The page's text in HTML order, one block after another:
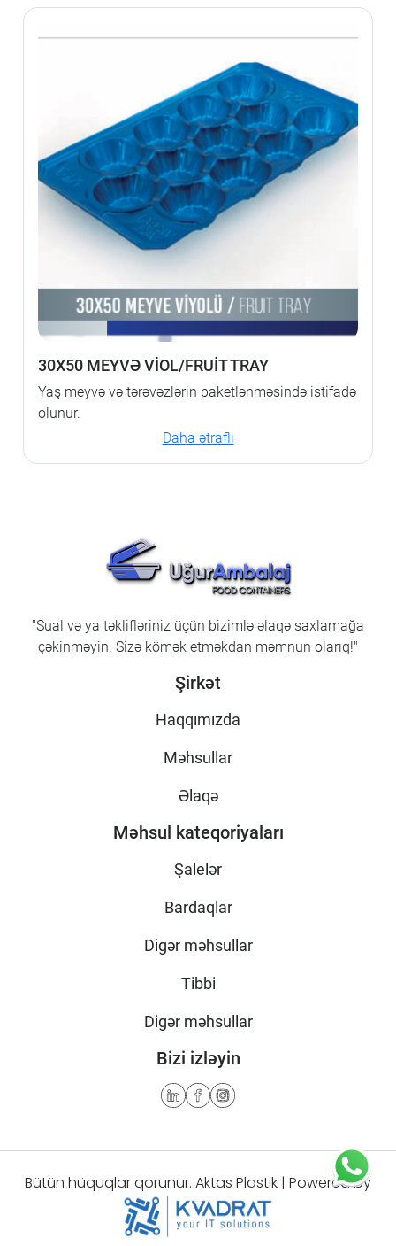
30X50 MEYVƏ VİOL/FRUİT TRAY
Yaş meyvə və tərəvəzlərin paketlənməsində istifadə
olunur.
Daha ətraflı
"Sual və ya təklifləriniz üçün bizimlə əlaqə saxlamağa
çəkinməyin. Sizə kömək etməkdan məmnun olarıq!"
Şirkət
Haqqımızda
Məhsullar
Əlaqə
Məhsul kateqoriyaları
Şalelər
Bardaqlar
Digər məhsullar
Tibbi
Digər məhsullar
Bizi izləyin
Bütün hüquqlar qorunur. Aktas Plastik | Powered by